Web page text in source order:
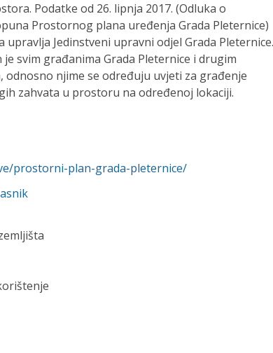
Podatke od 26. lipnja 2017. (Odluka o
Prostornog plana uređenja Grada Pleternice)
Jedinstveni upravni odjel Grada Pleternice.
svim građanima Grada Pleternice i drugim
odnosno njime se određuju uvjeti za građenje
zahvata u prostoru na određenoj lokaciji.
prostorni-plan-grada-pleternice/